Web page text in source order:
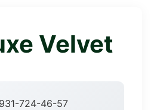
Velvet
724-46-57